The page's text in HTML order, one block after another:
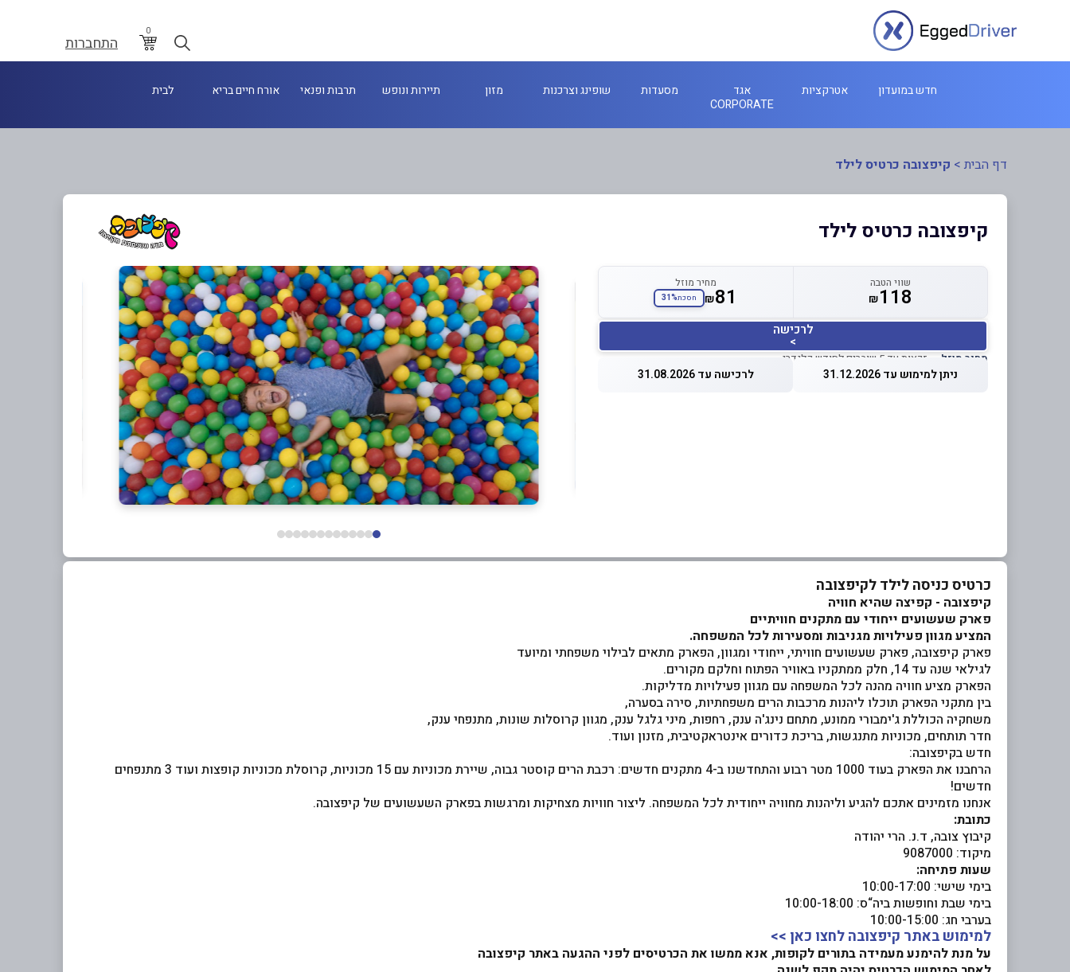
0
התחברות
חדש במועדון אטרקציות
אגד
CORPORATE
מסעדות שופינג וצרכנות מזון תיירות ונופש תרבות ופנאי אורח חיים בריא לבית
דף הבית > קיפצובה כרטיס לילד
קיפצובה כרטיס לילד
שווי הטבה
₪118
מחיר מוזל
₪81 חסכת31%
לרכישה
>
מחיר מוזל — זכאות עד 5 שוברים לחודש קלנדרי
ניתן למימוש עד 31.12.2026 לרכישה עד 31.08.2026
כרטיס כניסה לילד לקיפצובה
קיפצובה - קפיצה שהיא חוויה
פארק שעשועים ייחודי עם מתקנים חוויתיים
המציע מגוון פעילויות מגניבות ומסעירות לכל המשפחה.
פארק קיפצובה, פארק שעשועים חוויתי, ייחודי ומגוון, הפארק מתאים לבילוי משפחתי ומיועד
לגילאי שנה עד 14, חלק ממתקניו באוויר הפתוח וחלקם מקורים.
הפארק מציע חוויה מהנה לכל המשפחה עם מגוון פעילויות מדליקות.
בין מתקני הפארק תוכלו ליהנות מרכבות הרים משפחתיות, סירה בסערה,
משחקיה הכוללת ג'ימבורי ממונע, מתחם נינג'ה ענק, רחפות, מיני גלגל ענק, מגוון קרוסלות שונות, מתנפחי ענק,
חדר תותחים, מכוניות מתנגשות, בריכת כדורים אינטראקטיבית, מזנון ועוד.
חדש בקיפצובה:
הרחבנו את הפארק בעוד 1000 מטר רבוע והתחדשנו ב-4 מתקנים חדשים: רכבת הרים קוסטר גבוה, שיירת מכוניות עם 15 מכוניות, קרוסלת מכוניות קופצות ועוד 3 מתנפחים
חדשים!
אנחנו מזמינים אתכם להגיע וליהנות מחוויה ייחודית לכל המשפחה. ליצור חוויות מצחיקות ומרגשות בפארק השעשועים של קיפצובה.
כתובת:
קיבוץ צובה, ד.נ. הרי יהודה
מיקוד: 9087000
שעות פתיחה:
בימי שישי: 10:00-17:00
בימי שבת וחופשות ביה“ס: 10:00-18:00
בערבי חג: 10:00-15:00
למימוש באתר קיפצובה לחצו כאן >>
על מנת להימנע מעמידה בתורים לקופות, אנא ממשו את הכרטיסים לפני ההגעה באתר קיפצובה